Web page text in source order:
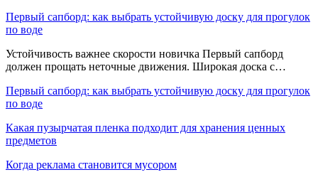
Первый сапборд: как выбрать устойчивую доску для прогулок
по воде
Устойчивость важнее скорости новичка Первый сапборд
должен прощать неточные движения. Широкая доска с…
Первый сапборд: как выбрать устойчивую доску для прогулок
по воде
Какая пузырчатая пленка подходит для хранения ценных
предметов
Когда реклама становится мусором